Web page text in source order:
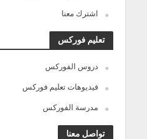
اشترك معنا
تعليم فوركس
دروس الفوركس
فيديوهات تعليم فوركس
مدرسة الفوركس
تواصل معنا